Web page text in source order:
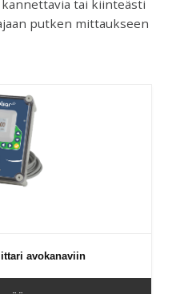
tai kiinteästi
putken mittaukseen
avokanaviin